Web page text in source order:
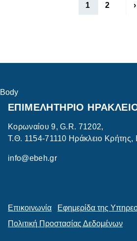
1
2
Body
ΕΠΙΜΕΛΗΤΗΡΙΟ
Κορωναίου 9, G.R. 71202,
Τ.Θ. 1154-71110 Ηράκλειο Κρήτης,
info@ebeh.gr
Επικοινωνία
Εφημερίδα της
Πολιτική Προστασίας Δεδομένων